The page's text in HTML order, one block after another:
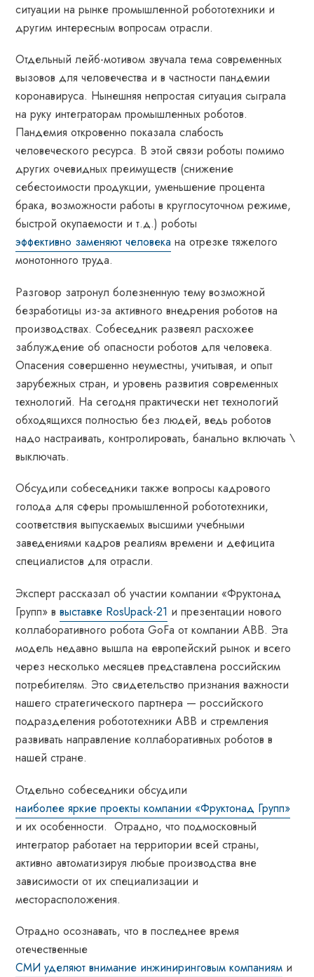
ситуации на рынке промышленной робототехники и
другим интересным вопросам отрасли.
Отдельный лейб-мотивом звучала тема современных
вызовов для человечества и в частности пандемии
коронавируса. Нынешняя непростая ситуация сыграла
на руку интеграторам промышленных роботов.
Пандемия откровенно показала слабость
человеческого ресурса. В этой связи роботы помимо
других очевидных преимуществ (снижение
себестоимости продукции, уменьшение процента
брака, возможности работы в круглосуточном режиме,
быстрой окупаемости и т.д.) роботы
эффективно заменяют человека на отрезке тяжелого
монотонного труда.
Разговор затронул болезненную тему возможной
безработицы из-за активного внедрения роботов на
производствах. Собеседник развеял расхожее
заблуждение об опасности роботов для человека.
Опасения совершенно неуместны, учитывая, и опыт
зарубежных стран, и уровень развития современных
технологий. На сегодня практически нет технологий
обходящихся полностью без людей, ведь роботов
надо настраивать, контролировать, банально включать \
выключать.
Обсудили собеседники также вопросы кадрового
голода для сферы промышленной робототехники,
соответствия выпускаемых высшими учебными
заведениями кадров реалиям времени и дефицита
специалистов для отрасли.
Эксперт рассказал об участии компании «Фруктонад
Групп» ввыставке RosUpack-21 и презентации нового
коллаборативного робота GoFa от компании АВВ. Эта
модель недавно вышла на европейский рынок и всего
через несколько месяцев представлена российским
потребителям. Это свидетельство признания важности
нашего стратегического партнера — российского
подразделения робототехники АВВ и стремления
развивать направление коллаборативных роботов в
нашей стране.
Отдельно собеседники обсудили
наиболее яркие проекты компании «Фруктонад Групп»
и их особенности. Отрадно, что подмосковный
интегратор работает на территории всей страны,
активно автоматизируя любые производства вне
зависимости от их специализации и
месторасположения.
Отрадно осознавать, что в последнее время
отечественные
СМИ уделяют внимание инжиниринговым компаниям и